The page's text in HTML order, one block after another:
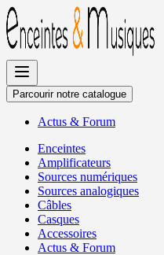
Allez
au
contenu
Parcourir notre catalogue
Actus & Forum
Enceintes
Amplificateurs
Sources numériques
Sources analogiques
Câbles
Casques
Accessoires
Actus & Forum